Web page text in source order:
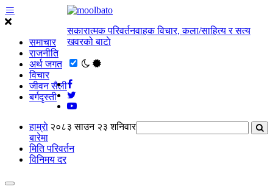
समाचार
राजनीति
अर्थ जगत
विचार
जीवन सैली
बर्गदृस्ती
सकारात्मक परिवर्तनवाहक विचार, कला/साहित्य र सत्य
खवरको बाटाे
२०८३ साउन २३ शनिवार
हाम्राे
बारेमा
मिति परिवर्तन
विनिमय दर